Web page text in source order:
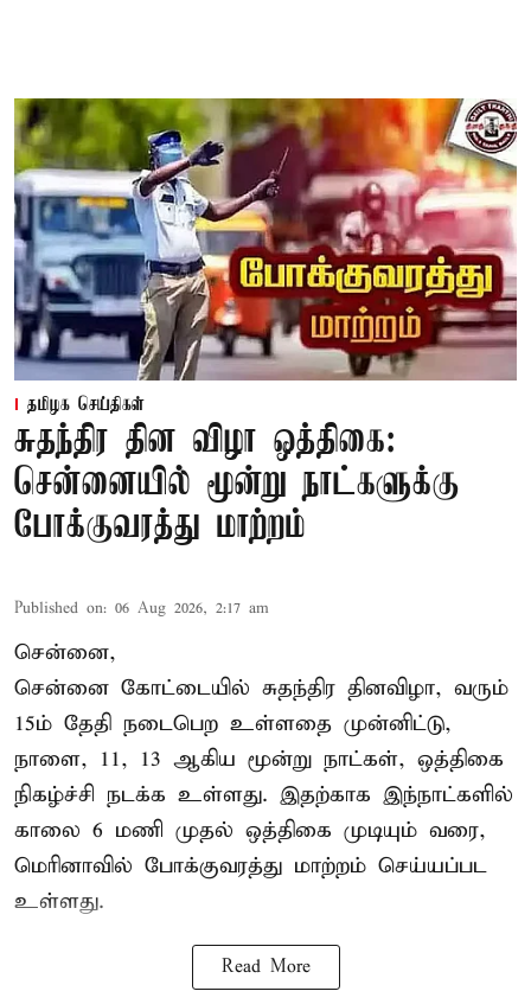
தமிழக செய்திகள்
சுதந்திர தின விழா ஒத்திகை:
சென்னையில் மூன்று நாட்களுக்கு
போக்குவரத்து மாற்றம்
Published on: 06 Aug 2026, 2:17 am
சென்னை,
சென்னை கோட்டையில் சுதந்திர தினவிழா, வரும்
15ம் தேதி நடைபெற உள்ளதை முன்னிட்டு,
நாளை, 11, 13 ஆகிய மூன்று நாட்கள், ஒத்திகை
நிகழ்ச்சி நடக்க உள்ளது. இதற்காக இந்நாட்களில்
காலை 6 மணி முதல் ஒத்திகை முடியும் வரை,
மெரினாவில் போக்குவரத்து மாற்றம் செய்யப்பட
உள்ளது.
Read More